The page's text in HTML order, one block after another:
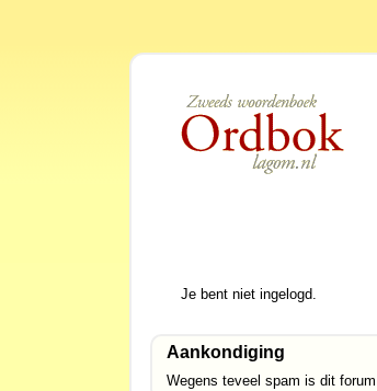
Je bent niet ingelogd.
Aankondiging
Wegens teveel spam is dit